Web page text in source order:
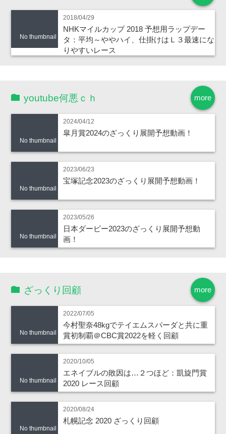
No thumbnail
2018/04/29
NHKマイルカップ 2018 予想用ラップデー
タ：平均～ややハイ、仕掛けはＬ３最速にな
りやすいレース
more
youtube何悪ｃｈ
No thumbnail
2024/04/12
皐月賞2024のざっくり展開予想動画！
No thumbnail
2023/06/23
宝塚記念2023のざっくり展開予想動画！
No thumbnail
2023/05/26
日本ダービー2023のざっくり展開予想動
画！
more
ざっくり回顧
No thumbnail
2022/07/05
今村聖奈48kgでテイエムスパーダと共に重
賞初制覇＠CBC賞2022を軽く回顧
No thumbnail
2020/10/05
エネイブルの敗因は…２つほど：凱旋門賞
2020 レース回顧
No thumbnail
2020/08/24
札幌記念 2020 ざっくり回顧